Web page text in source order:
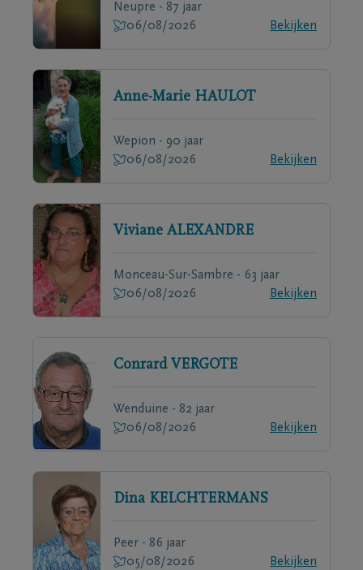
Neupre - 87 jaar
06/08/2026
Bekijken
Anne-Marie HAULOT
Wepion - 90 jaar
06/08/2026
Bekijken
Viviane ALEXANDRE
Monceau-Sur-Sambre - 63 jaar
06/08/2026
Bekijken
Conrard VERGOTE
Wenduine - 82 jaar
06/08/2026
Bekijken
Dina KELCHTERMANS
Peer - 86 jaar
05/08/2026
Bekijken